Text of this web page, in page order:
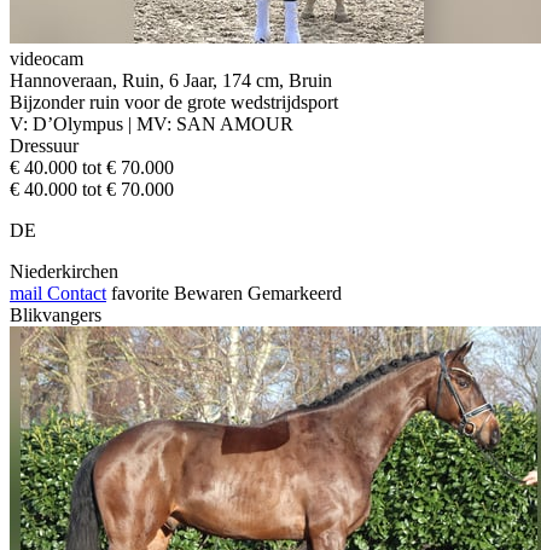
videocam
Hannoveraan, Ruin, 6 Jaar, 174 cm, Bruin
Bijzonder ruin voor de grote wedstrijdsport
V: D’Olympus | MV: SAN AMOUR
Dressuur
€ 40.000 tot € 70.000
€ 40.000 tot € 70.000
DE
Niederkirchen
mail Contact favorite Bewaren Gemarkeerd
Blikvangers